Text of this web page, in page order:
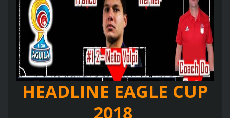
HEADLINE EAGLE CUP
2018